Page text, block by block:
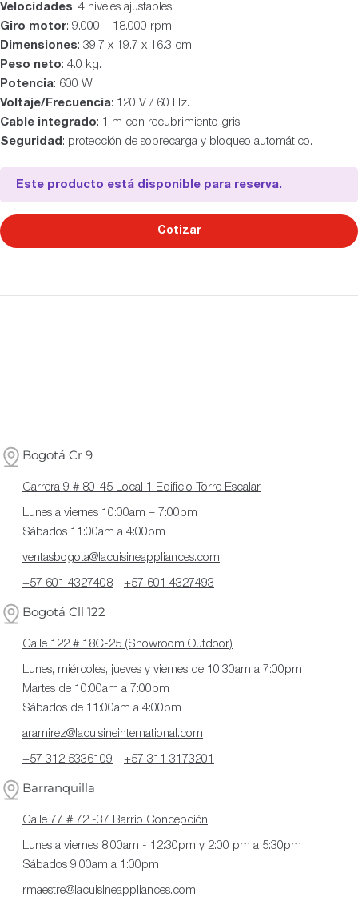
Velocidades: 4 niveles ajustables.
Giro motor: 9.000 – 18.000 rpm.
Dimensiones: 39.7 x 19.7 x 16.3 cm.
Peso neto: 4.0 kg.
Potencia: 600 W.
Voltaje/Frecuencia: 120 V / 60 Hz.
Cable integrado: 1 m con recubrimiento gris.
Seguridad : protección de sobrecarga y bloqueo automático.
Este producto está disponible para reserva.
Cotizar
Bogotá Cr 9
Carrera 9 # 80-45 Local 1 Edificio Torre Escalar
Lunes a viernes 10:00am – 7:00pm
Sábados 11:00am a 4:00pm
ventasbogota@lacuisineappliances.com
+57 601 4327408 - +57 601 4327493
Bogotá Cll 122
Calle 122 # 18C-25 (Showroom Outdoor)
Lunes, miércoles, jueves y viernes de 10:30am a 7:00pm
Martes de 10:00am a 7:00pm
Sábados de 11:00am a 4:00pm
aramirez@lacuisineinternational.com
+57 312 5336109 - +57 311 3173201
Barranquilla
Calle 77 # 72 -37 Barrio Concepción
Lunes a viernes 8:00am - 12:30pm y 2:00 pm a 5:30pm
Sábados 9:00am a 1:00pm
rmaestre@lacuisineappliances.com